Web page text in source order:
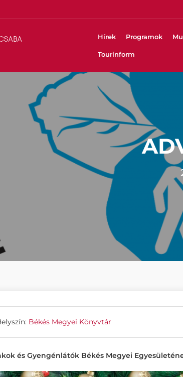
Hírek Programok
Tourinform
Békés Megyei Könyvtár
és Gyengénlátók Békés Megyei